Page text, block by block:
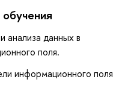
данных в
поля.
информационного поля